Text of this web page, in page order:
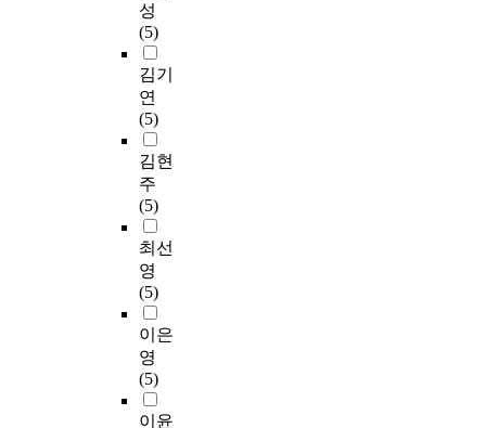
성
(5)
김기
연
(5)
김현
주
(5)
최선
영
(5)
이은
영
(5)
이윤